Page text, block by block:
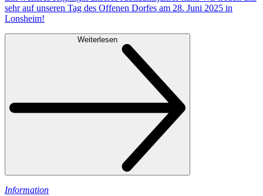
sehr auf unseren Tag des Offenen Dorfes am 28. Juni 2025 in
Lonsheim!
Weiterlesen
Information